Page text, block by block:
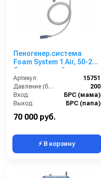
Пеногенер.система
Foam System 1 Air, 50-200
бар, с подачей воздуха,
на 1 ср-во БРС БРС
Артикул:
15751
Давление (бар):
200
Вход:
БРС (мама)
Выход:
БРС (папа)
70 000 руб.
⚡ В корзину